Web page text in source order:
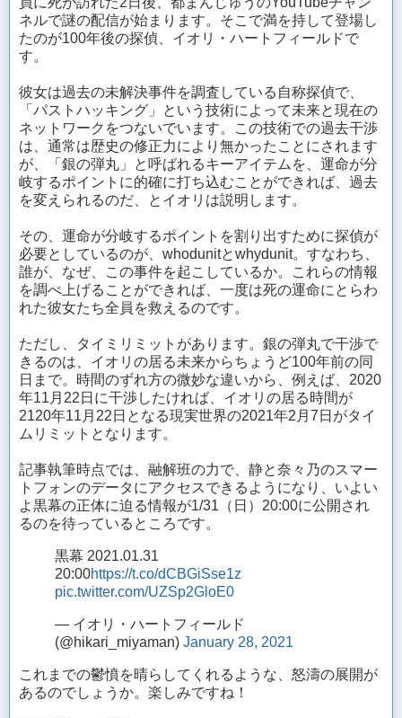
ネルで謎の配信が始まります。そこで満を持して登場し
たのが100年後の探偵、イオリ・ハートフィールドで
す。
彼女は過去の未解決事件を調査している自称探偵で、
「パストハッキング」という技術によって未来と現在の
ネットワークをつないでいます。この技術での過去干渉
は、通常は歴史の修正力により無かったことにされます
が、「銀の弾丸」と呼ばれるキーアイテムを、運命が分
岐するポイントに的確に打ち込むことができれば、過去
を変えられるのだ、とイオリは説明します。
その、運命が分岐するポイントを割り出すために探偵が
必要としているのが、whodunitとwhydunit。すなわち、
誰が、なぜ、この事件を起こしているか。これらの情報
を調べ上げることができれば、一度は死の運命にとらわ
れた彼女たち全員を救えるのです。
ただし、タイミリミットがあります。銀の弾丸で干渉で
きるのは、イオリの居る未来からちょうど100年前の同
日まで。時間のずれ方の微妙な違いから、例えば、2020
年11月22日に干渉したければ、イオリの居る時間が
2120年11月22日となる現実世界の2021年2月7日がタイ
ムリミットとなります。
記事執筆時点では、融解班の力で、静と奈々乃のスマー
トフォンのデータにアクセスできるようになり、いよい
よ黒幕の正体に迫る情報が1/31（日）20:00に公開され
るのを待っているところです。
黒幕 2021.01.31
20:00https://t.co/dCBGiSse1z
pic.twitter.com/UZSp2GloE0
— イオリ・ハートフィールド
(@hikari_miyaman) January 28, 2021
これまでの鬱憤を晴らしてくれるような、怒濤の展開が
あるのでしょうか。楽しみですね！